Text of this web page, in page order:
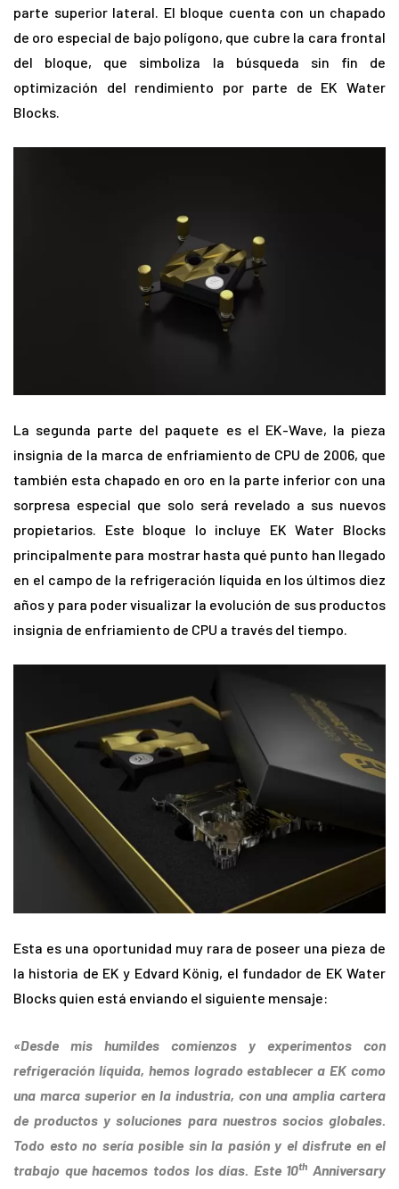
parte superior lateral. El bloque cuenta con un chapado
de oro especial de bajo polígono, que cubre la cara frontal
del bloque, que simboliza la búsqueda sin fin de
optimización del rendimiento por parte de EK Water
Blocks.
La segunda parte del paquete es el EK-Wave, la pieza
insignia de la marca de enfriamiento de CPU de 2006, que
también esta chapado en oro en la parte inferior con una
sorpresa especial que solo será revelado a sus nuevos
propietarios. Este bloque lo incluye EK Water Blocks
principalmente para mostrar hasta qué punto han llegado
en el campo de la refrigeración líquida en los últimos diez
años y para poder visualizar la evolución de sus productos
insignia de enfriamiento de CPU a través del tiempo.
Esta es una oportunidad muy rara de poseer una pieza de
la historia de EK y Edvard König, el fundador de EK Water
Blocks quien está enviando el siguiente mensaje:
«Desde mis humildes comienzos y experimentos con
refrigeración líquida, hemos logrado establecer a EK como
una marca superior en la industria, con una amplia cartera
de productos y soluciones para nuestros socios globales.
Todo esto no sería posible sin la pasión y el disfrute en el
trabajo que hacemos todos los días. Este 10th Anniversary